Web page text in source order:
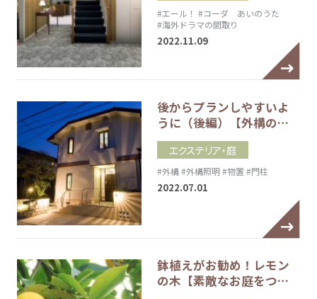
#エール！ #コーダ あいのうた
#海外ドラマの間取り
2022.11.09
後からプランしやすいよ
うに（後編）【外構の…
エクステリア・庭
#外構#外構照明 #物置 #門柱
2022.07.01
鉢植えがお勧め！レモン
の木【素敵なお庭をつ…